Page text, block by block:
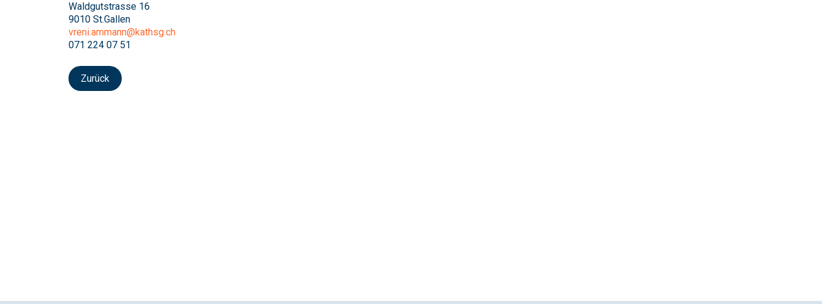
Waldgutstrasse 16
9010 St.Gallen
vreni.ammann@kathsg.ch
071 224 07 51
Zurück